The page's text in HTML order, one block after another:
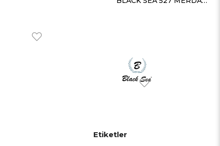
Etiketler